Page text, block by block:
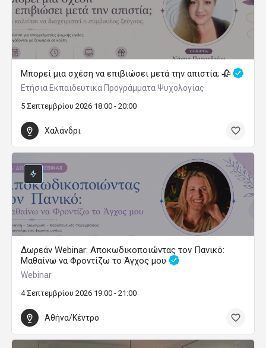
Μπορεί μια σχέση να επιβιώσει μετά την απιστία; 🥀
Ετήσια Εκπαιδευτικά Προγράμματα Ψυχολογίας
5 Σεπτεμβρίου 2026 18:00 - 20:00
Χαλάνδρι
Δωρεάν Webinar: Αποκωδικοποιώντας τον Πανικό:
Μαθαίνω να Φροντίζω το Άγχος μου
Webinar
4 Σεπτεμβρίου 2026 19:00 - 21:00
Αθήνα/Κέντρο